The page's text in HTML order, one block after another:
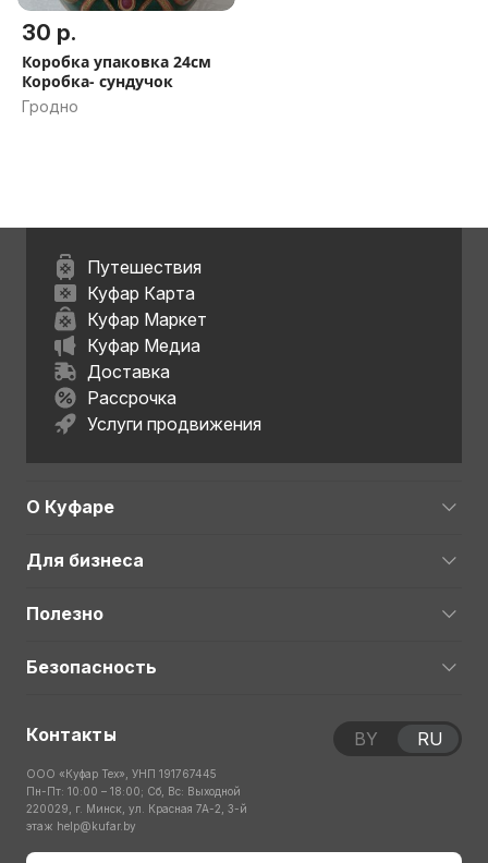
30 р.
Коробка упаковка 24см
Коробка- сундучок
Гродно
Путешествия
Куфар Карта
Куфар Маркет
Куфар Медиа
Доставка
Рассрочка
Услуги продвижения
О Куфаре
Для бизнеса
Полезно
Безопасность
Контакты
ООО «Куфар Тех», УНП 191767445
Пн-Пт: 10:00 – 18:00; Сб, Вс: Выходной
220029, г. Минск, ул. Красная 7А-2, 3-й
этаж help@kufar.by
BY RU